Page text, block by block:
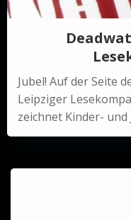
Jubel! Auf der Seite
Leipziger
zeichnet Kinder-